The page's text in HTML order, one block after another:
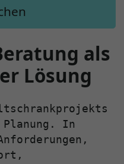
als
Lösung
In